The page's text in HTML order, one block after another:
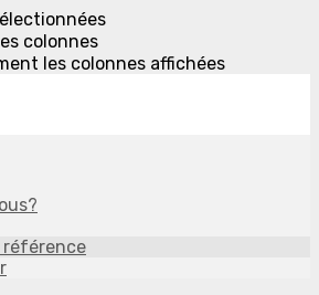
colonnes
les colonnes affichées
référence